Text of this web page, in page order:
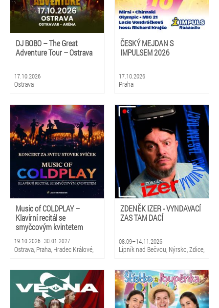
DJ BOBO – The Great
Adventure Tour – Ostrava
17.10.2026
Ostrava
ČESKÝ MEJDAN S
IMPULSEM 2026
17.10.2026
Praha
Music of COLDPLAY –
Klavírní recitál se
smyčcovým kvintetem
19.10.2026–30.01.2027
Ostrava, Praha, Hradec Králové,
Pardubice
ZDENĚK IZER - VYNDAVACÍ
ZAS TAM DACÍ
08.09–14.11.2026
Lipník nad Bečvou, Nýrsko, Zdice,
Kunštát, Třešť, Žďár nad
Sázavou, Valeč, Bělá pod
Bezdězem